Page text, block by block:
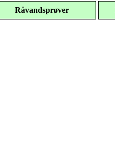
Råvandsprøver